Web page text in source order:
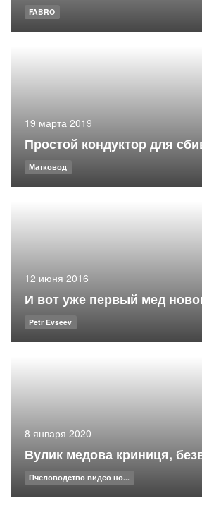
FABRO
19 марта 2019
Простой кондуктор для
Матковод
12 июня 2016
И вот уже первый мед
Petr Evseev
8 января 2020
Вулик медова криниця,
Пчеловодство видео но...